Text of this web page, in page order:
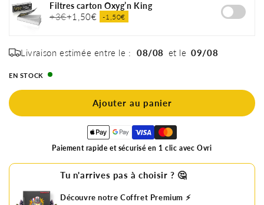
Filtres carton Oxyg’n King
+3€+1,50€ -1,50€
Livraison estimée entre le : 08/08 et le 09/08
EN STOCK
Ajouter au panier
Paiement rapide et sécurisé en 1 clic avec Ovri
Tu n'arrives pas à choisir ? 🤔
Découvre notre Coffret Premium ⚡️